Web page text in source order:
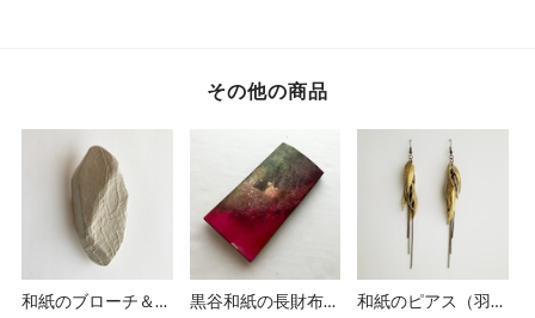
その他の商品
和紙のブローチ＆ペ
黒谷和紙の長財布
和紙のピアス（羽）